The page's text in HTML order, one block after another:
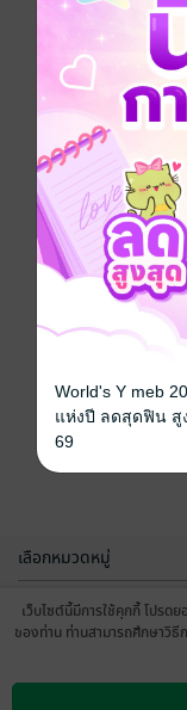
เลือกหมวดหมู่
บริการช่วยเหลือ
เว็บไซต์นี้มีการใช้คุกกี้ โปรด
ของท่าน ท่านสามารถศึกษาวิ
World's Y meb
แห่งปี ลดสุดฟิน สู
69